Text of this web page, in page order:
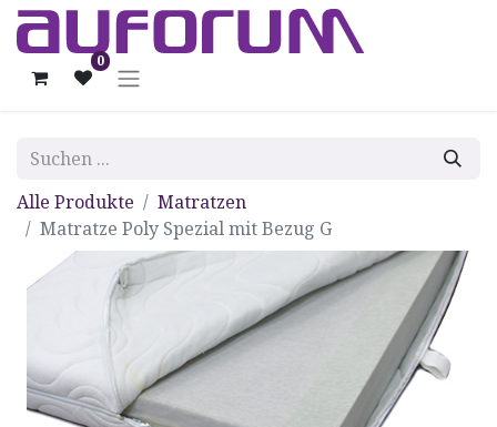
0
Alle Produkte
Matratzen
Matratze Poly Spezial mit Bezug G